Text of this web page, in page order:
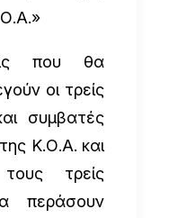
που θα
οι τρείς
συμβατές
Κ.Ο.Α. και
τρείς
περάσουν